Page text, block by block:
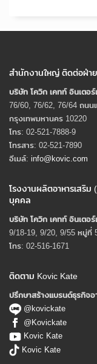
สำนักงานใหญ่ ติดต่อฝ่า
บริษัท โควิก เคทท์ อินเตอ
76/60, 76/62, 76/64 ถน
กรุงเทพมหานคร 10220
โทร: 02-521-7888-9
โทรสาร: 02-521-7890
อีเมล์: info@kovic.com
โรงงานผลิตอาหารเสริ
บุคคล
บริษัท โควิก เคทท์ อินเตอ
9/18-19, 9/20, 9/55 หมู่
โทร: 02-516-1671
ติดตาม Kovic Kate
ปรึกษาสร้างแบรนด์ธุรกิจอ
@kovickate
@Kovickate
Kovic Kate
Kovic Kate